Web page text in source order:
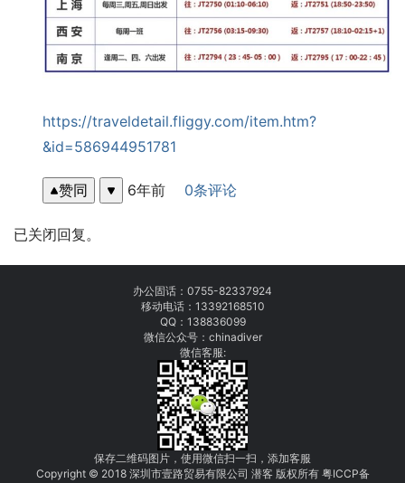
https://traveldetail.fliggy.com/item.htm?
&id=586944951781
赞同 6年前 0条评论
已关闭回复。
办公固话： 0755-82337924
移动电话： 13392168510
QQ：138836099
微信公众号：chinadiver
微信客服:
保存二维码图片，使用微信扫一扫，添加客服
Copyright © 2018 深圳市壹路贸易有限公司 潜客 版权所有 粤ICCP备